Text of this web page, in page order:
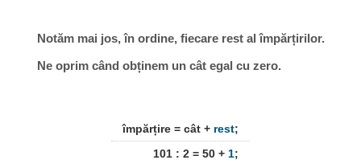
Notăm mai jos, în ordine, fiecare rest al împărțirilor.
Ne oprim când obținem un cât egal cu zero.
împărțire = cât + rest;
101 : 2 = 50 + 1;